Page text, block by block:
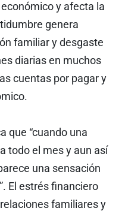
y afecta la
genera
familiar y desgaste
diarias en muchos
cuentas por pagar y
que “cuando una
todo el mes y aun así
una sensación
El estrés financiero
familiares y